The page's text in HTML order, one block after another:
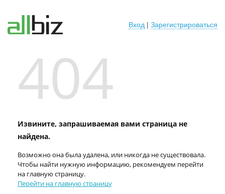
Вход | Зарегистрироваться
404
Извините, запрашиваемая вами страница не
найдена.
Возможно она была удалена, или никогда не существовала.
Чтобы найти нужную информацию, рекомендуем перейти
на главную страницу.
Перейти на главную страницу